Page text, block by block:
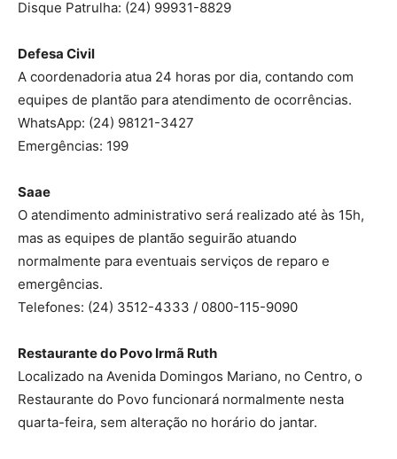
Disque Patrulha: (24) 99931-8829
Defesa Civil
A coordenadoria atua 24 horas por dia, contando com
equipes de plantão para atendimento de ocorrências.
WhatsApp: (24) 98121-3427
Emergências: 199
Saae
O atendimento administrativo será realizado até às 15h,
mas as equipes de plantão seguirão atuando
normalmente para eventuais serviços de reparo e
emergências.
Telefones: (24) 3512-4333 / 0800-115-9090
Restaurante do Povo Irmã Ruth
Localizado na Avenida Domingos Mariano, no Centro, o
Restaurante do Povo funcionará normalmente nesta
quarta-feira, sem alteração no horário do jantar.